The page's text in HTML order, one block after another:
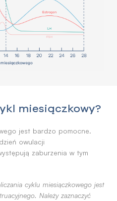
miesiączkowy?
jest bardzo pomocne.
owulacji
zaburzenia w tym
cyklu miesiączkowego jest
Należy zaznaczyć